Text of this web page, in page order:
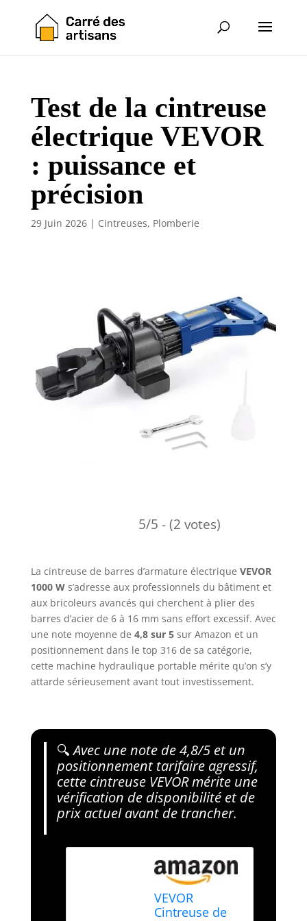
Test de la cintreuse
électrique VEVOR
: puissance et
précision
29 Juin 2026| Cintreuses, Plomberie
5/5 - (2 votes)
La cintreuse de barres d’armature électrique VEVOR
1000 Ws’adresse aux professionnels du bâtiment et
aux bricoleurs avancés qui cherchent à plier des
barres d’acier de 6 à 16 mm sans effort excessif. Avec
une note moyenne de 4,8 sur 5sur Amazon et un
positionnement dans le top 316 de sa catégorie,
cette machine hydraulique portable mérite qu’on s’y
attarde sérieusement avant tout investissement.
🔍Avec une note de 4,8/5 et un
positionnement tarifaire agressif,
cette cintreuse VEVOR mérite une
vérification de disponibilité et de
prix actuel avant de trancher.
VEVOR
Cintreuse de